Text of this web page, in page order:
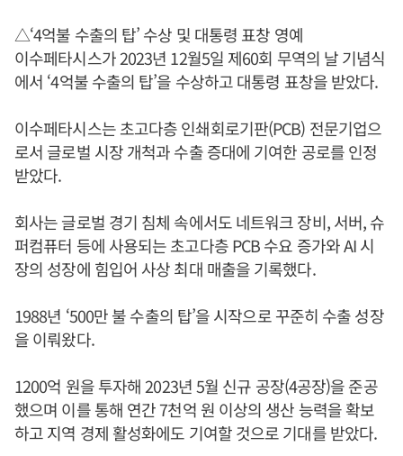
△‘4억불 수출의 탑’ 수상 및 대통령 표창 영예
이수페타시스가 2023년 12월5일 제60회 무역의 날 기념식
에서 ‘4억불 수출의 탑’을 수상하고 대통령 표창을 받았다.
이수페타시스는 초고다층 인쇄회로기판(PCB) 전문기업으
로서 글로벌 시장 개척과 수출 증대에 기여한 공로를 인정
받았다.
회사는 글로벌 경기 침체 속에서도 네트워크 장비, 서버, 슈
퍼컴퓨터 등에 사용되는 초고다층 PCB 수요 증가와 AI 시
장의 성장에 힘입어 사상 최대 매출을 기록했다.
1988년 ‘500만 불 수출의 탑’을 시작으로 꾸준히 수출 성장
을 이뤄왔다.
1200억 원을 투자해 2023년 5월 신규 공장(4공장)을 준공
했으며 이를 통해 연간 7천억 원 이상의 생산 능력을 확보
하고 지역 경제 활성화에도 기여할 것으로 기대를 받았다.